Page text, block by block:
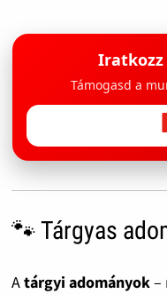
Iratkozz
Támogasd a
🐾 Tárgyas
Atárgyi adományok–